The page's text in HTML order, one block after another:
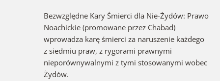
Bezwzględne Kary Śmierci dla Nie-Żydów: Prawo
Noachickie (promowane przez Chabad)
wprowadza karę śmierci za naruszenie każdego
z siedmiu praw, z rygorami prawnymi
nieporównywalnymi z tymi stosowanymi wobec
Żydów.